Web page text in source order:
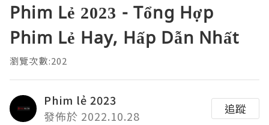
Phim Lẻ 2023 - Tổng Hợp
Phim Lẻ Hay, Hấp Dẫn Nhất
瀏覽次數:202
Phim lẻ 2023
發佈於 2022.10.28
追蹤